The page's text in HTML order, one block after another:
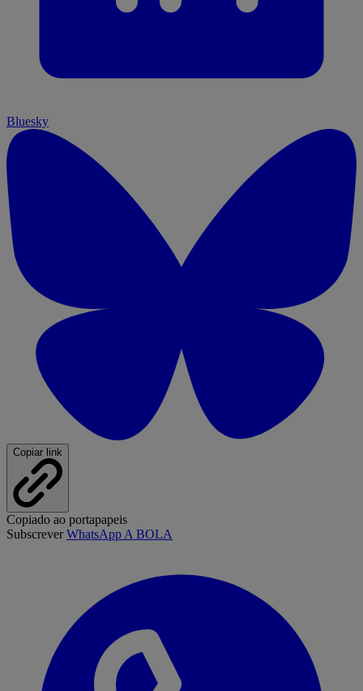
Bluesky
Copiar link
Copiado ao portapapeis
SubscreverWhatsApp A BOLA